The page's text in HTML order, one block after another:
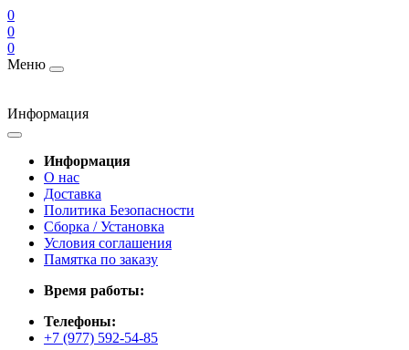
0
0
0
Меню
Информация
Информация
О нас
Доставка
Политика Безопасности
Сборка / Установка
Условия соглашения
Памятка по заказу
Время работы:
Телефоны:
+7 (977) 592-54-85